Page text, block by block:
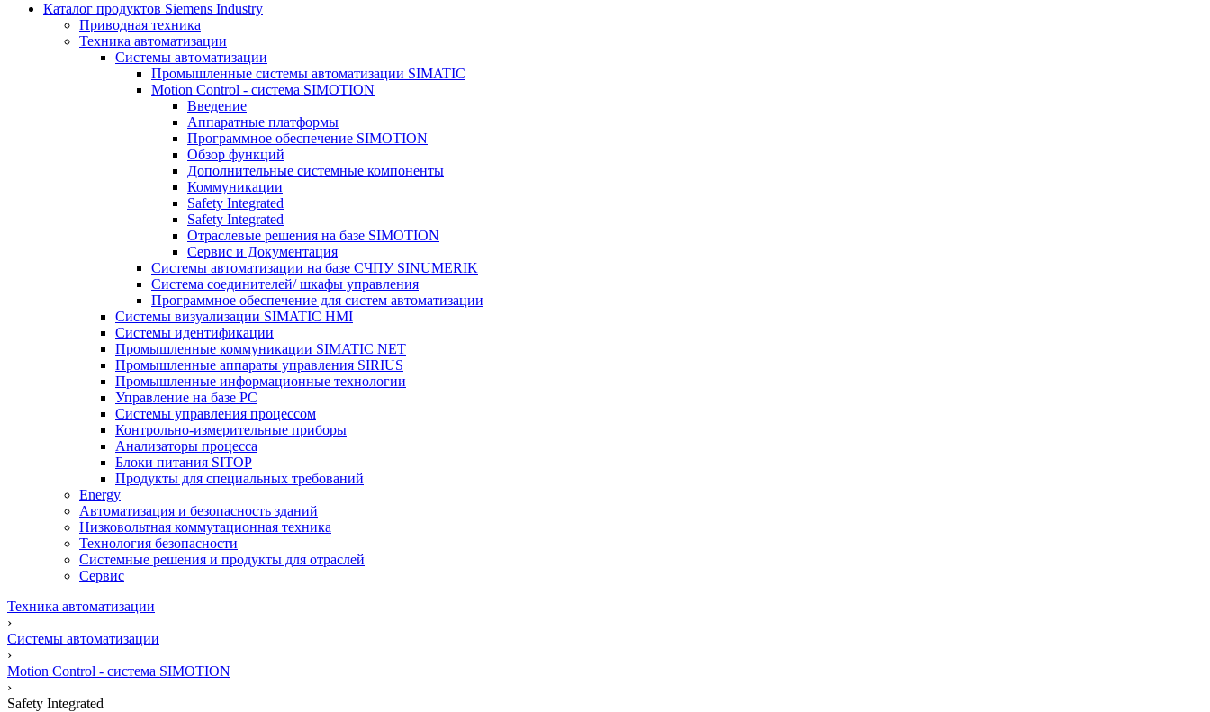
Каталог продуктов Siemens Industry
Приводная техника
Техника автоматизации
Системы автоматизации
Промышленные системы автоматизации SIMATIC
Motion Control - система SIMOTION
Введение
Аппаратные платформы
Программное обеспечение SIMOTION
Обзор функций
Дополнительные системные компоненты
Коммуникации
Safety Integrated
Safety Integrated
Отраслевые решения на базе SIMOTION
Сервис и Документация
Системы автоматизации на базе СЧПУ SINUMERIK
Система соединителей/ шкафы управления
Программное обеспечение для систем автоматизации
Системы визуализации SIMATIC HMI
Системы идентификации
Промышленные коммуникации SIMATIC NET
Промышленные аппараты управления SIRIUS
Промышленные информационные технологии
Управление на базе РС
Системы управления процессом
Контрольно-измерительные приборы
Анализаторы процесса
Блоки питания SITOP
Продукты для специальных требований
Energy
Автоматизация и безопасность зданий
Низковольтная коммутационная техника
Технология безопасности
Системные решения и продукты для отраслей
Сервис
Техника автоматизации
›
Системы автоматизации
›
Motion Control - система SIMOTION
›
Safety Integrated